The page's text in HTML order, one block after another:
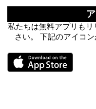
私たちは無料アプリも
さい。 下記のアイコ